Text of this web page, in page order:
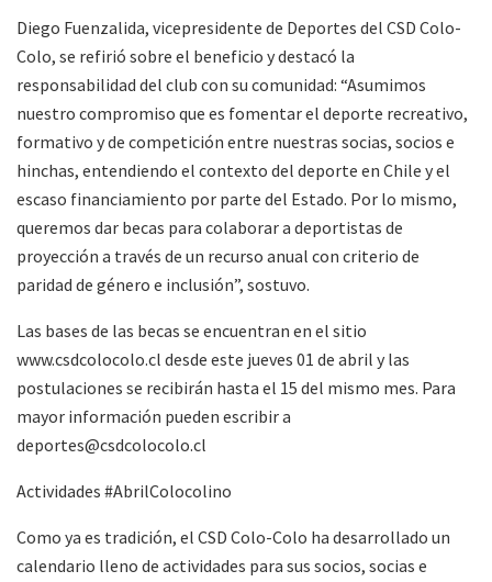
Diego Fuenzalida, vicepresidente de Deportes del CSD Colo-
Colo, se refirió sobre el beneficio y destacó la
responsabilidad del club con su comunidad: “Asumimos
nuestro compromiso que es fomentar el deporte recreativo,
formativo y de competición entre nuestras socias, socios e
hinchas, entendiendo el contexto del deporte en Chile y el
escaso financiamiento por parte del Estado. Por lo mismo,
queremos dar becas para colaborar a deportistas de
proyección a través de un recurso anual con criterio de
paridad de género e inclusión”, sostuvo.
Las bases de las becas se encuentran en el sitio
www.csdcolocolo.cl desde este jueves 01 de abril y las
postulaciones se recibirán hasta el 15 del mismo mes. Para
mayor información pueden escribir a
deportes@csdcolocolo.cl
Actividades #AbrilColocolino
Como ya es tradición, el CSD Colo-Colo ha desarrollado un
calendario lleno de actividades para sus socios, socias e